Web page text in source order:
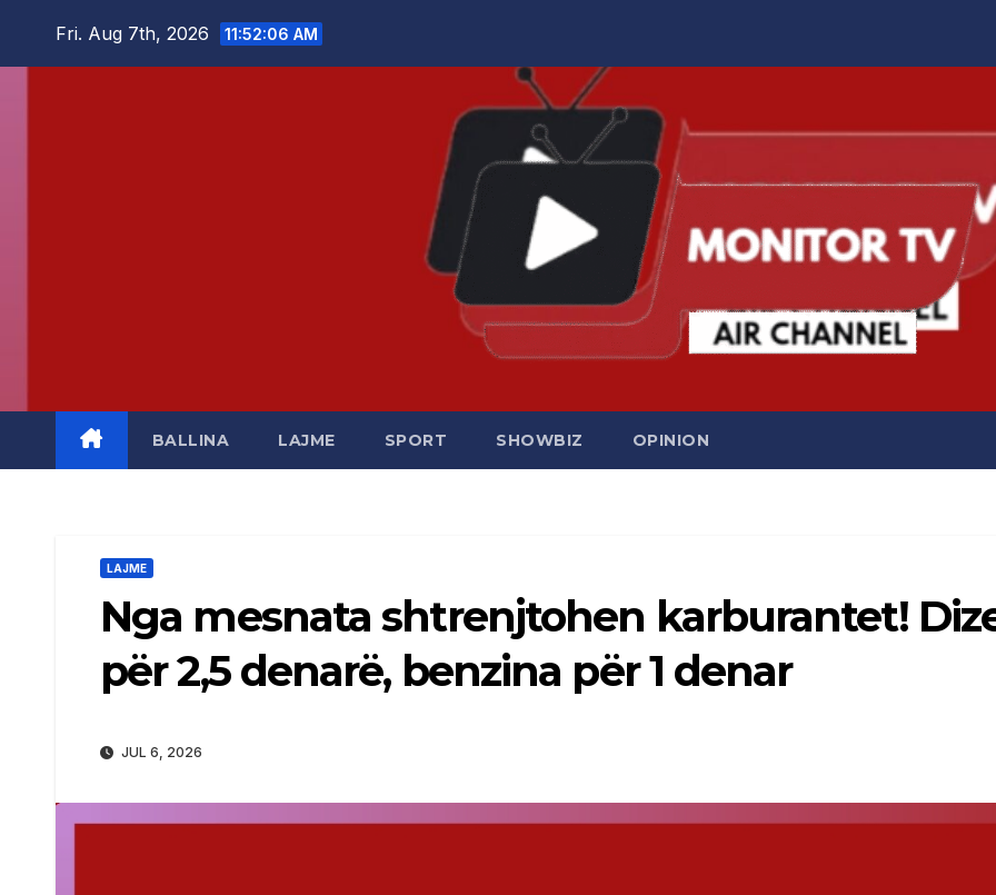
Fri. Aug 7th, 2026 11:52:07 AM
BALLINA LAJME SPORT SHOWBIZ OPINION
LAJME
Nga mesnata shtrenjtohen karburantet!
për 2,5 denarë, benzina për 1 denar
JUL 6, 2026